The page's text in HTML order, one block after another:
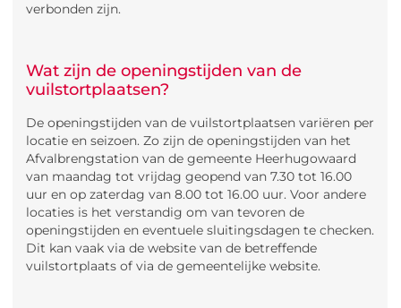
verbonden zijn.
Wat zijn de openingstijden van de
vuilstortplaatsen?
De openingstijden van de vuilstortplaatsen variëren per
locatie en seizoen. Zo zijn de openingstijden van het
Afvalbrengstation van de gemeente Heerhugowaard
van maandag tot vrijdag geopend van 7.30 tot 16.00
uur en op zaterdag van 8.00 tot 16.00 uur. Voor andere
locaties is het verstandig om van tevoren de
openingstijden en eventuele sluitingsdagen te checken.
Dit kan vaak via de website van de betreffende
vuilstortplaats of via de gemeentelijke website.